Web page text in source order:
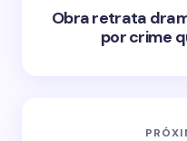
Obra retrata
por crime